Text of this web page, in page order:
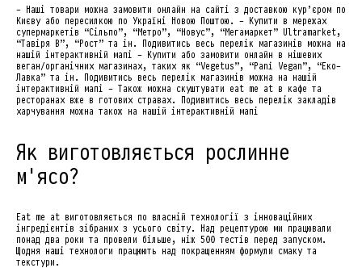
- Наші товари можна замовити онлайн на сайті з доставкою кур’єром по
Києву або пересилкою по Україні Новою Поштою. - Купити в мережах
супермаркетів “Сільпо”, “Метро”, “Новус”, “Мегамаркет” Ultramarket,
“Тавіря В”, “Рост” та ін. Подивитись весь перелік магазинів можна на
нашій інтерактивній мапі - Купити або замовити онлайн в нішевих
веган/органічних магазинах, таких як “Vegetus”, “Pani Vegan”, “Еко-
Лавка” та ін. Подивитись весь перелік магазинів можна на нашій
інтерактивній мапі - Також можна скуштувати eat me at в кафе та
ресторанах вже в готових стравах. Подивитись весь перелік закладів
харчування можна також на нашій інтерактивній мапі
Як виготовляється рослинне
м'ясо?
Eat me at виготовляється по власній технології з інноваційних
інгредієнтів зібраних з усього світу. Над рецептурою ми працювали
понад два роки та провели більше, ніж 500 тестів перед запуском.
Щодня наші технологи працюють над покращенням формули смаку та
текстури.